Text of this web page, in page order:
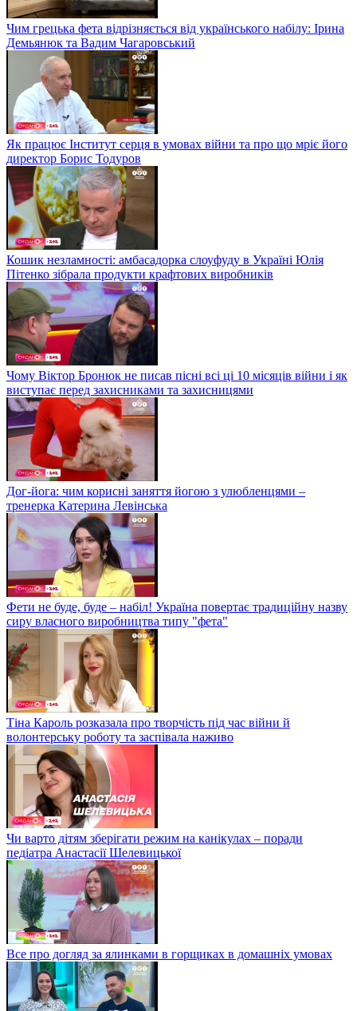
Чим грецька фета відрізняється від українського набілу: Ірина
Демьянюк та Вадим Чагаровський
Як працює Інститут серця в умовах війни та про що мріє його
директор Борис Тодуров
Кошик незламності: амбасадорка слоуфуду в Україні Юлія
Пітенко зібрала продукти крафтових виробників
Чому Віктор Бронюк не писав пісні всі ці 10 місяців війни і як
виступає перед захисниками та захисницями
Дог-йога: чим корисні заняття йогою з улюбленцями –
тренерка Катерина Левінська
Фети не буде, буде – набіл! Україна повертає традиційну назву
сиру власного виробництва типу "фета"
Тіна Кароль розказала про творчість під час війни й
волонтерську роботу та заспівала наживо
Чи варто дітям зберігати режим на канікулах – поради
педіатра Анастасії Шелевицької
Все про догляд за ялинками в горщиках в домашніх умовах